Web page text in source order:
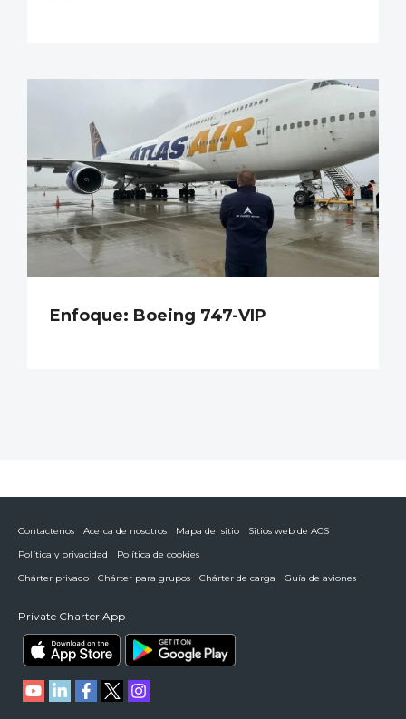
Enfoque: Boeing 747-VIP
Contactenos Acerca de nosotros Mapa del sitio
Sitios web de ACS
Política y privacidad
Política de cookies
Chárter privado
Chárter para grupos Chárter de carga Guía de aviones
Private Charter App